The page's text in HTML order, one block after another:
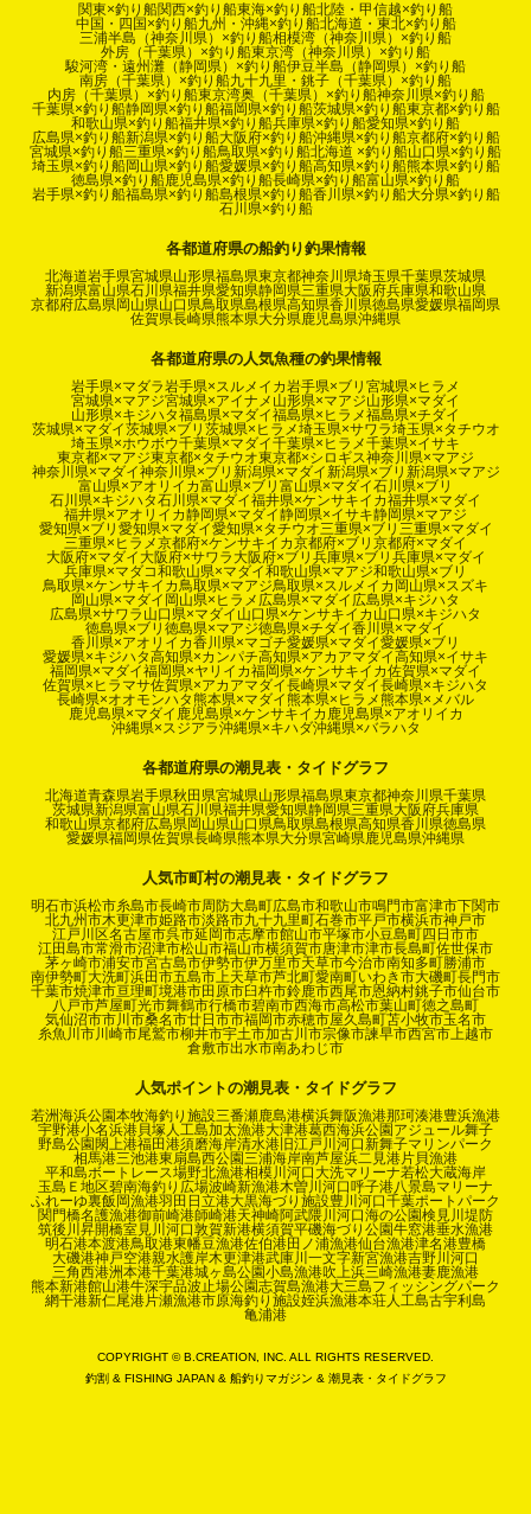
関東×釣り船関西×釣り船東海×釣り船北陸・甲信越×釣り船
中国・四国×釣り船九州・沖縄×釣り船北海道・東北×釣り船
三浦半島（神奈川県）×釣り船相模湾（神奈川県）×釣り船
外房（千葉県）×釣り船東京湾（神奈川県）×釣り船
駿河湾・遠州灘（静岡県）×釣り船伊豆半島（静岡県）×釣り船
南房（千葉県）×釣り船九十九里・銚子（千葉県）×釣り船
内房（千葉県）×釣り船東京湾奥（千葉県）×釣り船神奈川県×釣り船
千葉県×釣り船静岡県×釣り船福岡県×釣り船茨城県×釣り船東京都×釣り船
和歌山県×釣り船福井県×釣り船兵庫県×釣り船愛知県×釣り船
広島県×釣り船新潟県×釣り船大阪府×釣り船沖縄県×釣り船京都府×釣り船
宮城県×釣り船三重県×釣り船鳥取県×釣り船北海道 ×釣り船山口県×釣り船
埼玉県×釣り船岡山県×釣り船愛媛県×釣り船高知県×釣り船熊本県×釣り船
徳島県×釣り船鹿児島県×釣り船長崎県×釣り船富山県×釣り船
岩手県×釣り船福島県×釣り船島根県×釣り船香川県×釣り船大分県×釣り船
石川県×釣り船
各都道府県の船釣り釣果情報
北海道岩手県宮城県山形県福島県東京都神奈川県埼玉県千葉県茨城県
新潟県富山県石川県福井県愛知県静岡県三重県大阪府兵庫県和歌山県
京都府広島県岡山県山口県鳥取県島根県高知県香川県徳島県愛媛県福岡県
佐賀県長崎県熊本県大分県鹿児島県沖縄県
各都道府県の人気魚種の釣果情報
岩手県×マダラ岩手県×スルメイカ岩手県×ブリ 宮城県×ヒラメ
宮城県×マアジ宮城県×アイナメ 山形県×マアジ山形県×マダイ
山形県×キジハタ福島県×マダイ福島県×ヒラメ福島県×チダイ
茨城県×マダイ茨城県×ブリ 茨城県×ヒラメ埼玉県×サワラ埼玉県×タチウオ
埼玉県×ホウボウ千葉県×マダイ千葉県×ヒラメ千葉県×イサキ
東京都×マアジ東京都×タチウオ東京都×シロギス神奈川県×マアジ
神奈川県×マダイ神奈川県×ブリ 新潟県×マダイ 新潟県×ブリ 新潟県×マアジ
富山県×アオリイカ富山県×ブリ 富山県×マダイ石川県×ブリ
石川県×キジハタ石川県×マダイ福井県×ケンサキイカ福井県×マダイ
福井県×アオリイカ静岡県×マダイ静岡県×イサキ静岡県×マアジ
愛知県×ブリ 愛知県×マダイ愛知県×タチウオ三重県×ブリ 三重県×マダイ
三重県×ヒラメ京都府×ケンサキイカ京都府×ブリ 京都府×マダイ
大阪府×マダイ 大阪府×サワラ 大阪府×ブリ 兵庫県×ブリ 兵庫県×マダイ
兵庫県×マダコ和歌山県×マダイ和歌山県×マアジ和歌山県×ブリ
鳥取県×ケンサキイカ鳥取県×マアジ鳥取県×スルメイカ 岡山県×スズキ
岡山県×マダイ 岡山県×ヒラメ 広島県×マダイ 広島県×キジハタ
広島県×サワラ 山口県×マダイ 山口県×ケンサキイカ 山口県×キジハタ
徳島県×ブリ 徳島県×マアジ徳島県×チダイ香川県×マダイ
香川県×アオリイカ香川県×マゴチ愛媛県×マダイ愛媛県×ブリ
愛媛県×キジハタ高知県×カンパチ高知県×アカアマダイ高知県×イサキ
福岡県×マダイ福岡県×ヤリイカ福岡県×ケンサキイカ佐賀県×マダイ
佐賀県×ヒラマサ佐賀県×アカアマダイ長崎県×マダイ長崎県×キジハタ
長崎県×オオモンハタ熊本県×マダイ熊本県×ヒラメ熊本県×メバル
鹿児島県×マダイ 鹿児島県×ケンサキイカ 鹿児島県×アオリイカ
沖縄県×スジアラ沖縄県×キハダ沖縄県×バラハタ
各都道府県の潮見表・タイドグラフ
北海道青森県岩手県秋田県宮城県山形県福島県東京都神奈川県千葉県
茨城県新潟県富山県石川県福井県愛知県静岡県三重県大阪府兵庫県
和歌山県京都府広島県岡山県山口県鳥取県島根県高知県香川県徳島県
愛媛県福岡県佐賀県長崎県熊本県大分県宮崎県鹿児島県沖縄県
人気市町村の潮見表・タイドグラフ
明石市浜松市糸島市長崎市周防大島町広島市和歌山市鳴門市富津市下関市
北九州市木更津市姫路市淡路市九十九里町石巻市平戸市横浜市神戸市
江戸川区名古屋市呉市延岡市志摩市館山市平塚市小豆島町四日市市
江田島市常滑市沼津市松山市福山市横須賀市唐津市津市長島町佐世保市
茅ヶ崎市浦安市宮古島市伊勢市伊万里市天草市今治市南知多町勝浦市
南伊勢町大洗町浜田市五島市上天草市芦北町愛南町いわき市大磯町長門市
千葉市焼津市亘理町境港市田原市臼杵市鈴鹿市西尾市恩納村銚子市仙台市
八戸市芦屋町光市舞鶴市行橋市碧南市西海市高松市葉山町徳之島町
気仙沼市市川市桑名市廿日市市福岡市赤穂市屋久島町苫小牧市玉名市
糸魚川市川崎市尾鷲市柳井市宇土市加古川市宗像市諫早市西宮市上越市
倉敷市出水市南あわじ市
人気ポイントの潮見表・タイドグラフ
若洲海浜公園本牧海釣り施設三番瀬鹿島港横浜舞阪漁港那珂湊港豊浜漁港
宇野港小名浜港貝塚人工島加太漁港大津港葛西海浜公園 アジュール舞子
野島公園 閖上港福田港須磨海岸清水港 旧江戸川河口 新舞子マリンパーク
相馬港三池港東扇島西公園三浦海岸南芦屋浜二見港片貝漁港
平和島ボートレース場野北漁港相模川河口 大洗マリーナ若松大蔵海岸
玉島Ｅ地区碧南海釣り広場波崎新漁港木曽川河口呼子港八景島マリーナ
ふれーゆ裏飯岡漁港羽田 日立港大黒海づり施設豊川河口千葉ポートパーク
関門橋名護漁港御前崎港師崎港天神崎阿武隈川河口海の公園検見川堤防
筑後川昇開橋室見川河口敦賀新港横須賀平磯海づり公園牛窓港垂水漁港
明石港本渡港鳥取港東幡豆漁港佐伯港田ノ浦漁港仙台漁港津名港豊橋
大磯港神戸空港親水護岸木更津港武庫川一文字新宮漁港吉野川河口
三角西港洲本港千葉港城ヶ島公園小島漁港吹上浜三崎漁港妻鹿漁港
熊本新港館山港牛深宇品波止場公園志賀島漁港大三島フィッシングパーク
網干港新仁尾港片瀬漁港市原海釣り施設姪浜漁港本荘人工島古宇利島
亀浦港
COPYRIGHT © B.CREATION, INC. ALL RIGHTS RESERVED.
釣割 & FISHING JAPAN& 船釣りマガジン & 潮見表・タイドグラフ